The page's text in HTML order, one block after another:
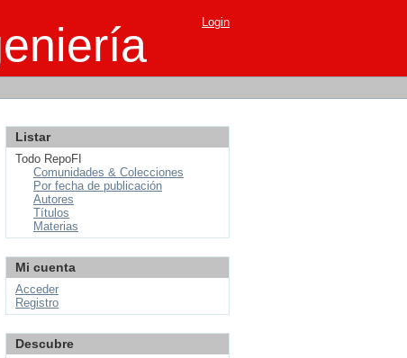
Login
Listar
Todo RepoFI
Comunidades & Colecciones
Por fecha de publicación
Autores
Títulos
Materias
Mi cuenta
Acceder
Registro
Descubre